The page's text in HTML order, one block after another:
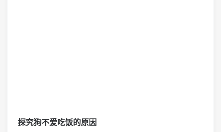
探究狗不爱吃饭的原因